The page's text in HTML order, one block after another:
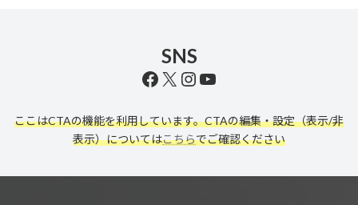
SNS
Facebook
X Instagram
YouTube
ここはCTAの機能を利用しています。CTAの編集・設定（表示/非
表示）についてはこちらでご確認ください